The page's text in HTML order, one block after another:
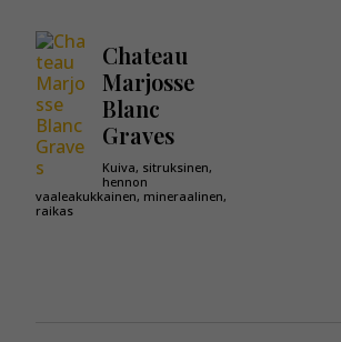
Chateau
Marjosse
Blanc
Graves
Kuiva, sitruksinen,
hennon
vaaleakukkainen, mineraalinen,
raikas